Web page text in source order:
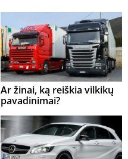
Ar žinai, ką reiškia vilkikų
pavadinimai?